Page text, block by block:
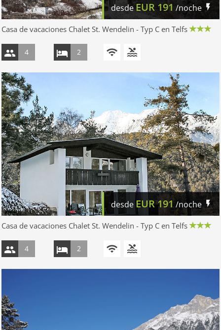
desdeEUR191 /noche
Casa de vacaciones Chalet St. Wendelin - Typ C en Telfs
4 2
desdeEUR191/noche
Casa de vacaciones Chalet St. Wendelin - Typ C en Telfs
4 2